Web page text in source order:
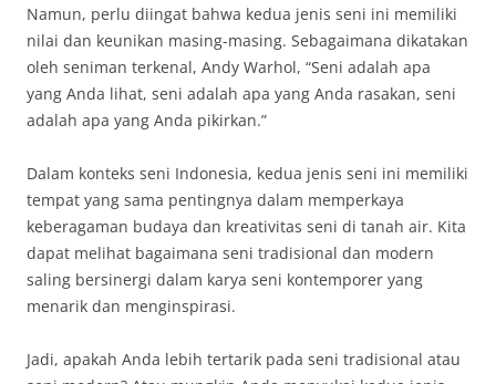
Namun, perlu diingat bahwa kedua jenis seni ini memiliki
nilai dan keunikan masing-masing. Sebagaimana dikatakan
oleh seniman terkenal, Andy Warhol, “Seni adalah apa
yang Anda lihat, seni adalah apa yang Anda rasakan, seni
adalah apa yang Anda pikirkan.”
Dalam konteks seni Indonesia, kedua jenis seni ini memiliki
tempat yang sama pentingnya dalam memperkaya
keberagaman budaya dan kreativitas seni di tanah air. Kita
dapat melihat bagaimana seni tradisional dan modern
saling bersinergi dalam karya seni kontemporer yang
menarik dan menginspirasi.
Jadi, apakah Anda lebih tertarik pada seni tradisional atau